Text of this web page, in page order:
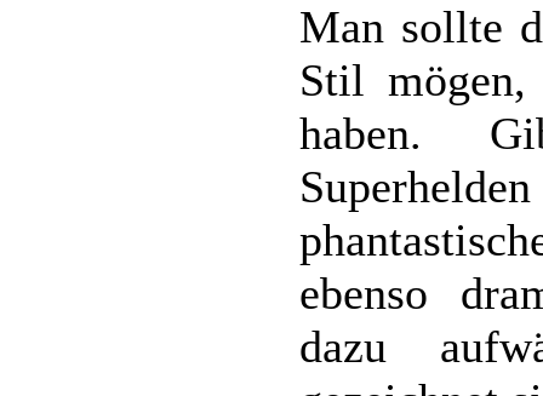
Man sollte
Stil
haben.
ebenso
dazu